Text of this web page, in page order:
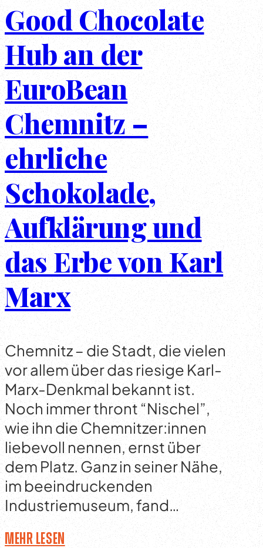
Good Chocolate
Hub an der
EuroBean
Chemnitz –
ehrliche
Schokolade,
Aufklärung und
das Erbe von Karl
Marx
Chemnitz – die Stadt, die vielen
vor allem über das riesige Karl-
Marx-Denkmal bekannt ist.
Noch immer thront “Nischel”,
wie ihn die Chemnitzer:innen
liebevoll nennen, ernst über
dem Platz. Ganz in seiner Nähe,
im beeindruckenden
Industriemuseum, fand…
Mehr lesen